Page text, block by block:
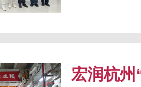
宏润杭州